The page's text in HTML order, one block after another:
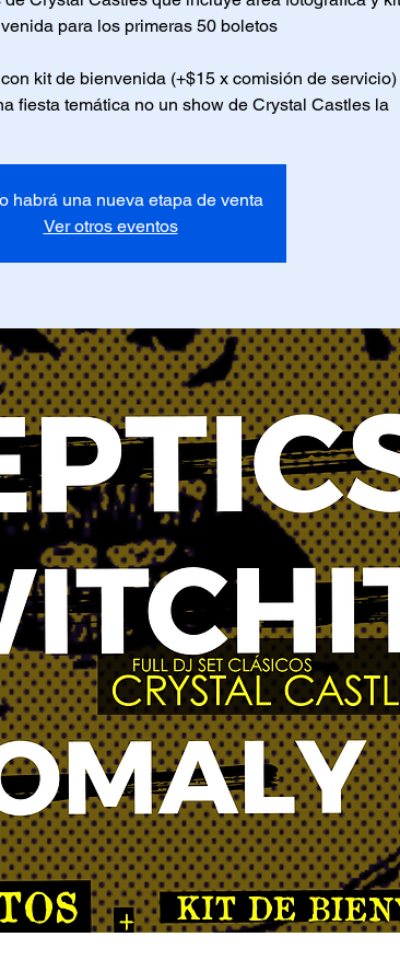
para los primeras 50 boletos
kit de bienvenida (+$15 x comisión de servicio)
fiesta temática no un show de Crystal Castles la
habrá una nueva etapa de venta
Ver otros eventos